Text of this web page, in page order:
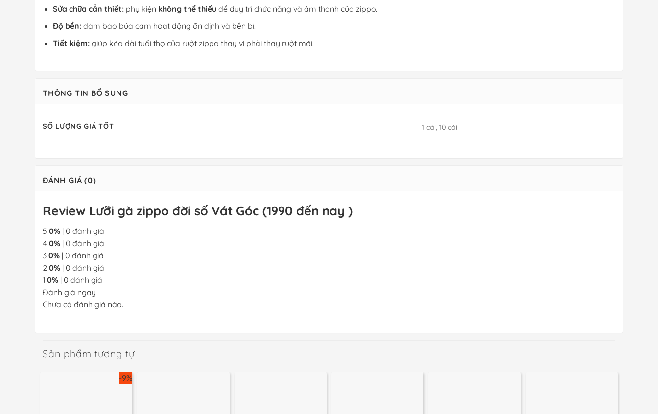
Sửa chữa cần thiết:phụ kiện không thể thiếuđể duy trì chức năng và âm thanh của zippo.
Độ bền:đảm bảo búa cam hoạt động ổn định và bền bỉ.
Tiết kiệm:giúp kéo dài tuổi thọ của ruột zippo thay vì phải thay ruột mới.
THÔNG TIN BỔ SUNG
SỐ LƯỢNG GIÁ TỐT 1 cái, 10 cái
ĐÁNH GIÁ (0)
Review Lưỡi gà zippo đời số Vát Góc (1990 đến nay )
5 0% | 0 đánh giá
4 0% | 0 đánh giá
3 0% | 0 đánh giá
2 0% | 0 đánh giá
1 0% | 0 đánh giá
Đánh giá ngay
Chưa có đánh giá nào.
Sản phẩm tương tự
-9%